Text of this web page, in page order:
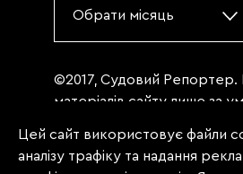
Обрати місяць
©2017, Судовий Репортер.
матеріалів сайту лише за
«Судовий репортер» не
абзацу. Матеріали, щодо
Цей сайт використовує файли
аналізу трафіку та надання